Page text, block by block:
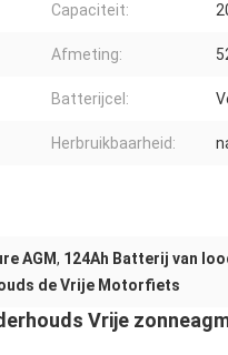
Capaciteit:
Afmeting:
Batterijcel:
Herbruikbaarheid:
AGM, 124Ah Batterij van
de Vrije Motorfiets
Vrije